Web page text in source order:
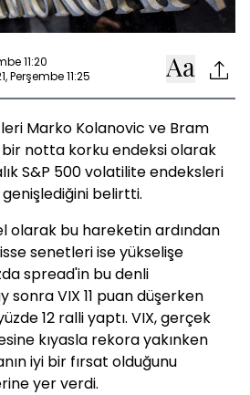
11:20
Perşembe 11:25
Marko Kolanovic ve Bram
bir notta korku endeksi olarak
S&P 500 volatilite endeksleri
belirtti.
olarak bu hareketin ardından
senetleri ise yükselişe
spread'in bu denli
sonra VIX 11 puan düşerken
12 ralli yaptı. VIX, gerçek
kıyasla rekora yakınken
iyi bir fırsat olduğunu
yer verdi.